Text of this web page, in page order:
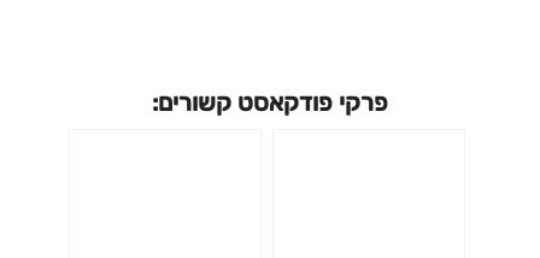
פרקי פודקאסט קשורים: